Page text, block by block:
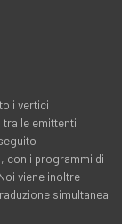
i vertici
le emittenti
con i programmi di
viene inoltre
simultanea